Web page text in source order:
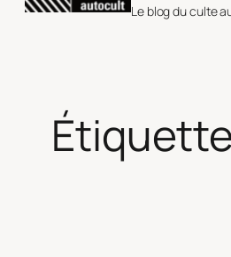
Le blog du culte